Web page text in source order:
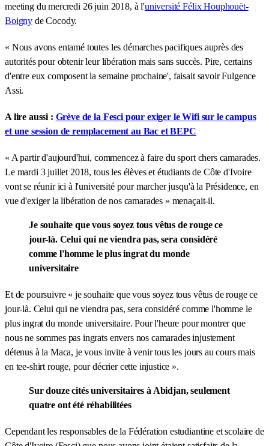
meeting du mercredi 26 juin 2018, à l'université Félix Houphouët-
Boigny de Cocody.
« Nous avons entamé toutes les démarches pacifiques auprès des
autorités pour obtenir leur libération mais sans succès. Pire, certains
d'entre eux composent la semaine prochaine', faisait savoir Fulgence
Assi.
A lire aussi : Grève de la Fesci pour exiger le Wifi sur le campus
et une session de remplacement au Bac et BEPC
« A partir d'aujourd'hui, commencez à faire du sport chers camarades.
Le mardi 3 juillet 2018, tous les élèves et étudiants de Côte d'Ivoire
vont se réunir ici à l'université pour marcher jusqu'à la Présidence, en
vue d'exiger la libération de nos camarades » menaçait-il.
Je souhaite que vous soyez tous vêtus de rouge ce
jour-là. Celui qui ne viendra pas, sera considéré
comme l'homme le plus ingrat du monde
universitaire
Et de poursuivre « je souhaite que vous soyez tous vêtus de rouge ce
jour-là. Celui qui ne viendra pas, sera considéré comme l'homme le
plus ingrat du monde universitaire. Pour l'heure pour montrer que
nous ne sommes pas ingrats envers nos camarades injustement
détenus à la Maca, je vous invite à venir tous les jours au cours mais
en tee-shirt rouge, pour décrier cette injustice ».
Sur douze cités universitaires à Abidjan, seulement
quatre ont été réhabilitées
Cependant les responsables de la Fédération estudiantine et scolaire de